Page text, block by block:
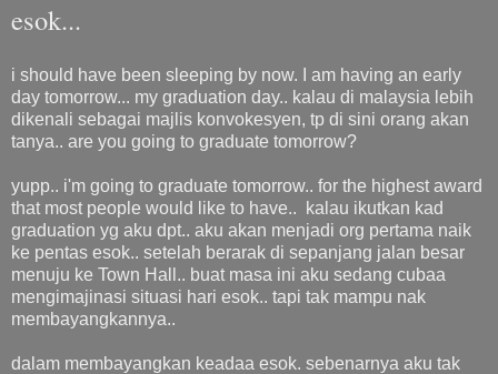
esok...
i should have been sleeping by now. I am having an early
day tomorrow... my graduation day.. kalau di malaysia lebih
dikenali sebagai majlis konvokesyen, tp di sini orang akan
tanya.. are you going to graduate tomorrow?
yupp.. i'm going to graduate tomorrow.. for the highest award
that most people would like to have.. kalau ikutkan kad
graduation yg aku dpt.. aku akan menjadi org pertama naik
ke pentas esok.. setelah berarak di sepanjang jalan besar
menuju ke Town Hall.. buat masa ini aku sedang cubaa
mengimajinasi situasi hari esok.. tapi tak mampu nak
membayangkannya..
dalam membayangkan keadaa esok. sebenarnya aku tak